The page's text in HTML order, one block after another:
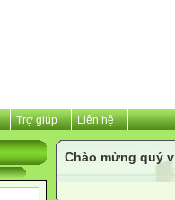
Trợ giúp Liên hệ
Chào mừng quý